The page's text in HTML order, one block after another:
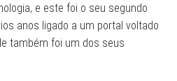
e este foi o seu segundo
anos ligado a um portal voltado
também foi um dos seus